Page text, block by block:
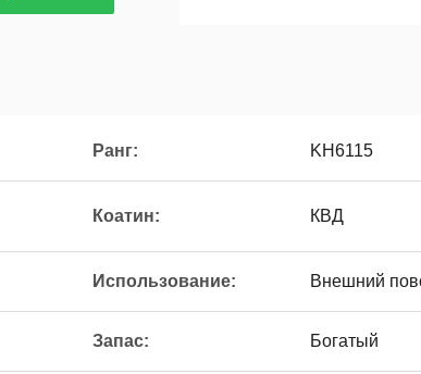
Ранг: KH6115
Коатин: КВД
Использование: Внешний
Запас: Богатый